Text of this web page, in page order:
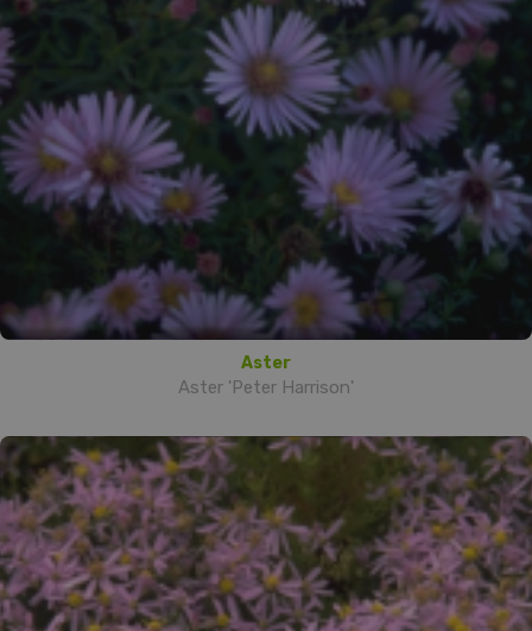
Aster
Aster 'Peter Harrison'